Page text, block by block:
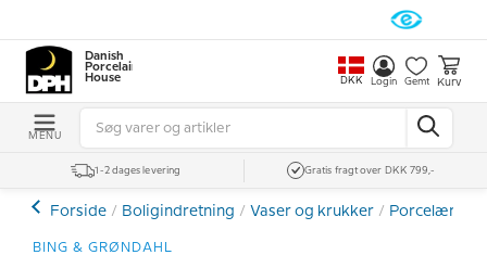
Danish
Porcelain
House
DKK Login Gemt Kurv
MENU
1-2 dages levering Gratis fragt over DKK 799,-
Forside Boligindretning Vaser og krukker
BING & GRØNDAHL